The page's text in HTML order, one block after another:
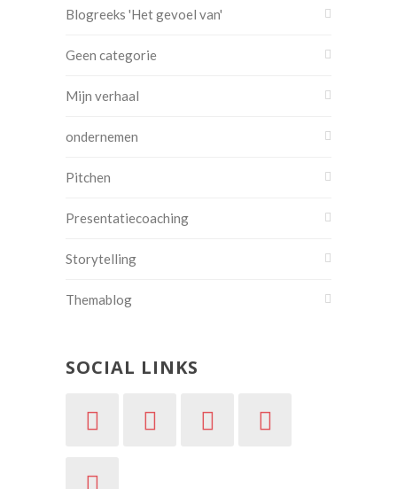
Blogreeks 'Het gevoel van'
Geen categorie
Mijn verhaal
ondernemen
Pitchen
Presentatiecoaching
Storytelling
Themablog
SOCIAL LINKS